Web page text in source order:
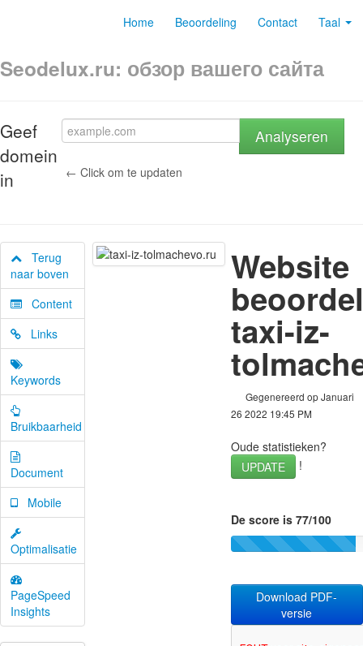
Home Beoordeling Contact Taal
Seodelux.ru: обзор вашего сайта
Geef
domein
in
Analyseren
← Click om te updaten
Terug
naar boven
Content
Links
Keywords
Bruikbaarheid
Document
Mobile
Optimalisatie
PageSpeed
Insights
Website
taxi-iz-
Gegenereerd op Januari
26 2022 19:45 PM
Oude statistieken?
UPDATE
!
De score is 77/100
Download PDF-
versie